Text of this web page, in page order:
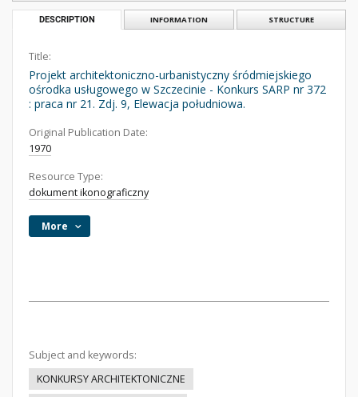
DESCRIPTION INFORMATION STRUCTURE
Title:
Projekt architektoniczno-urbanistyczny śródmiejskiego
ośrodka usługowego w Szczecinie - Konkurs SARP nr 372
: praca nr 21. Zdj. 9, Elewacja południowa.
Original Publication Date:
1970
Resource Type:
dokument ikonograficzny
More
Subject and keywords:
KONKURSY ARCHITEKTONICZNE